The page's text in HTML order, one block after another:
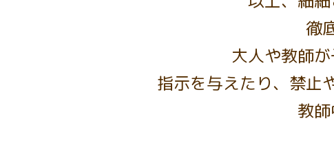
徹
大人や教師
指示を与えたり、禁止
教